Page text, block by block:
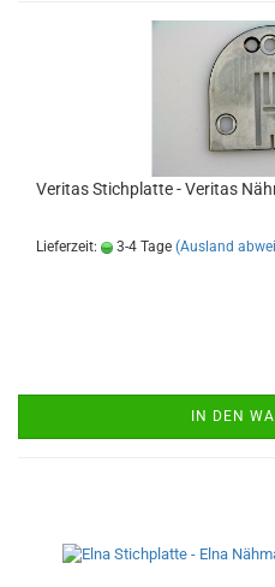
Veritas Stichplatte - Veritas
Lieferzeit: 3-4 Tage (Ausland
IN DEN